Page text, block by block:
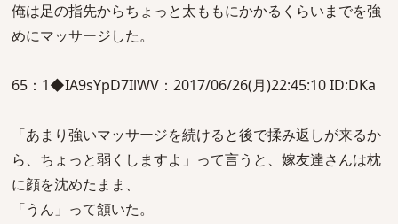
俺は足の指先からちょっと太ももにかかるくらいまでを強
めにマッサージした。
65：1◆IA9sYpD7IlWV：2017/06/26(月)22:45:10 ID:DKa
「あまり強いマッサージを続けると後で揉み返しが来るか
ら、ちょっと弱くしますよ」って言うと、嫁友達さんは枕
に顔を沈めたまま、
「うん」って頷いた。